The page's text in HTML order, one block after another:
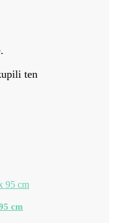
ten
cm